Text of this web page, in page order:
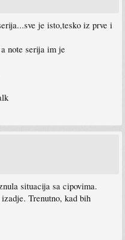
je isto,tesko iz prve i
note serija im je
situacija sa cipovima.
Trenutno, kad bih